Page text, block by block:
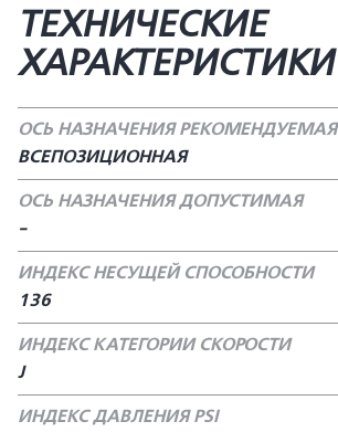
ТЕХНИЧЕСКИЕ
ХАРАКТЕРИСТИКИ
ОСЬ НАЗНАЧЕНИЯ РЕКОМЕНДУЕМАЯ
ВСЕПОЗИЦИОННАЯ
ОСЬ НАЗНАЧЕНИЯ ДОПУСТИМАЯ
-
ИНДЕКС НЕСУЩЕЙ СПОСОБНОСТИ
136
ИНДЕКС КАТЕГОРИИ СКОРОСТИ
J
ИНДЕКС ДАВЛЕНИЯ PSI